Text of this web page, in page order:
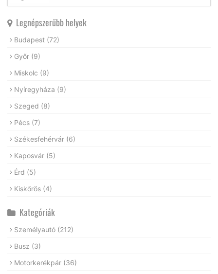
Legnépszerűbb helyek
Budapest (72)
Győr (9)
Miskolc (9)
Nyíregyháza (9)
Szeged (8)
Pécs (7)
Székesfehérvár (6)
Kaposvár (5)
Érd (5)
Kiskőrös (4)
Kategóriák
Személyautó (212)
Busz (3)
Motorkerékpár (36)